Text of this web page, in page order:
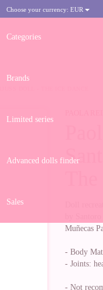
Choose your currency: EUR
Categories
Brands
Limited series
Advanced dolls finder
Sales
Muñecas
- Body
- Joints:
- Not